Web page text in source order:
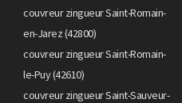
couvreur zingueur Saint-Romain-
en-Jarez (42800)
couvreur zingueur Saint-Romain-
le-Puy (42610)
couvreur zingueur Saint-Sauveur-